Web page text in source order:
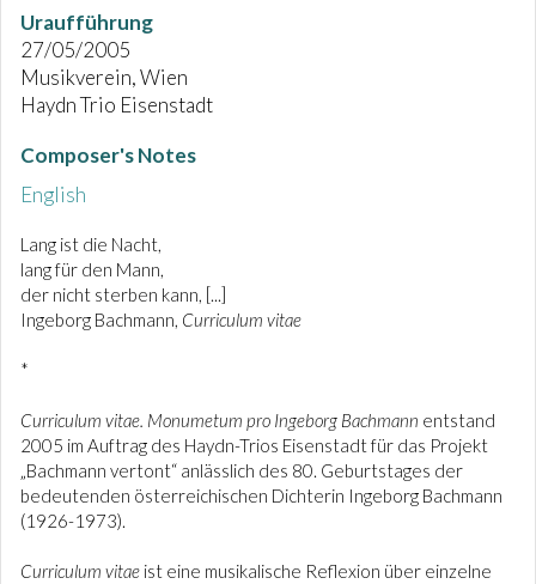
Uraufführung
27/05/2005
Musikverein, Wien
Haydn Trio Eisenstadt
Composer's Notes
English
Lang ist die Nacht,
lang für den Mann,
der nicht sterben kann, [...]
Ingeborg Bachmann, Curriculum vitae
*
Curriculum vitae. Monumetum pro Ingeborg Bachmann entstand
2005 im Auftrag des Haydn-Trios Eisenstadt für das Projekt
„Bachmann vertont“ anlässlich des 80. Geburtstages der
bedeutenden österreichischen Dichterin Ingeborg Bachmann
(1926-1973).
Curriculum vitae ist eine musikalische Reflexion über einzelne